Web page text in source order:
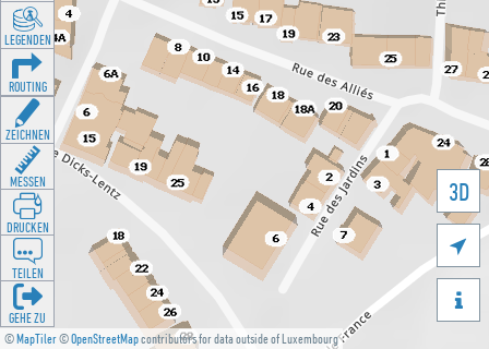
©MapTiler©OpenStreetMapcontributors for data outside of Luxembourg
3D


LEGENDEN
ROUTING
ZEICHNEN
MESSEN
DRUCKEN
TEILEN
GEHE ZU